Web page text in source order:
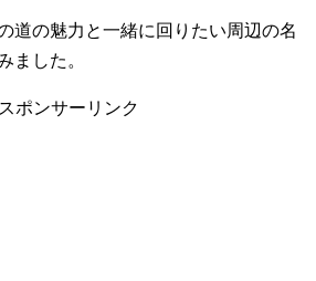
道の魅力と一緒に回りたい周辺の名
ました。
スポンサーリンク